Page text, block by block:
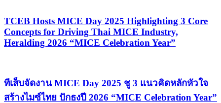
TCEB Hosts MICE Day 2025 Highlighting 3 Core
Concepts for Driving Thai MICE Industry,
Heralding 2026 “MICE Celebration Year”
ทีเส็บจัดงาน MICE Day 2025 ชู 3 แนวคิดหลักหัวใจ
สร้างไมซ์ไทย ปักธงปี 2026 “MICE Celebration Year”